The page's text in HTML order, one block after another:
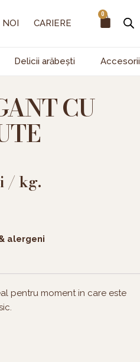
CARIERE
0
Cart
Delicii arăbești Accesorii
CU
/ kg.
alergeni
pentru moment in care este